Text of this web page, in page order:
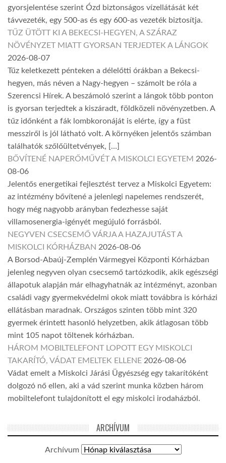
gyorsjelentése szerint Ózd biztonságos vízellátását két
távvezeték, egy 500-as és egy 600-as vezeték biztosítja.
TŰZ ÜTÖTT KI A BEKECSI-HEGYEN, A SZÁRAZ
NÖVÉNYZET MIATT GYORSAN TERJEDTEK A LÁNGOK
2026-08-07
Tűz keletkezett pénteken a délelőtti órákban a Bekecsi-
hegyen, más néven a Nagy-hegyen – számolt be róla a
Szerencsi Hírek. A beszámoló szerint a lángok több ponton
is gyorsan terjedtek a kiszáradt, földközeli növényzetben. A
tűz időnként a fák lombkoronáját is elérte, így a füst
messziről is jól látható volt. A környéken jelentős számban
találhatók szőlőültetvények, […]
BŐVÍTENÉ NAPERŐMŰVÉT A MISKOLCI EGYETEM 2026-
08-06
Jelentős energetikai fejlesztést tervez a Miskolci Egyetem:
az intézmény bővítené a jelenlegi napelemes rendszerét,
hogy még nagyobb arányban fedezhesse saját
villamosenergia-igényét megújuló forrásból.
NEGYVEN CSECSEMŐ VÁRJA A HAZAJUTÁST A
MISKOLCI KÓRHÁZBAN 2026-08-06
A Borsod-Abaúj-Zemplén Vármegyei Központi Kórházban
jelenleg negyven olyan csecsemő tartózkodik, akik egészségi
állapotuk alapján már elhagyhatnák az intézményt, azonban
családi vagy gyermekvédelmi okok miatt továbbra is kórházi
ellátásban maradnak. Országos szinten több mint 320
gyermek érintett hasonló helyzetben, akik átlagosan több
mint 105 napot töltenek kórházban.
HÁROM MOBILTELEFONT LOPOTT EGY MISKOLCI
TAKARÍTÓ, VÁDAT EMELTEK ELLENE 2026-08-06
Vádat emelt a Miskolci Járási Ügyészség egy takarítóként
dolgozó nő ellen, aki a vád szerint munka közben három
mobiltelefont tulajdonított el egy miskolci irodaházból.
ARCHÍVUM
Archívum